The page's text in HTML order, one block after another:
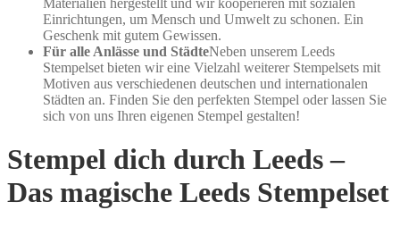
Einrichtungen, um Mensch und Umwelt zu schonen. Ein
Geschenk mit gutem Gewissen.
Für alle Anlässe und StädteNeben unserem Leeds
Stempelset bieten wir eine Vielzahl weiterer Stempelsets mit
Motiven aus verschiedenen deutschen und internationalen
Städten an. Finden Sie den perfekten Stempel oder lassen Sie
sich von uns Ihren eigenen Stempel gestalten!
Stempel dich durch Leeds –
Das magische Leeds Stempelset